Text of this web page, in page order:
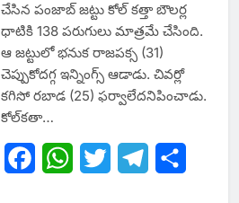
చేసిన పంజాబ్ జట్టు కోల్ కత్తా బౌలర్ల
ధాటికి 138 పరుగులు మాత్రమే చేసింది.
ఆ జట్టులో భనుక రాజపక్స (31)
చెప్పుకోదగ్గ ఇన్నింగ్స్ ఆడాడు. చివర్లో
కగిసో రబాడ (25) ఫర్వాలేదనిపించాడు.
కోల్‌కతా…
FacebookWhatsApp
Twitter Telegram